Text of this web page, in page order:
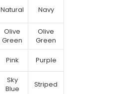
Natural Navy
Olive
Green
Olive
Green
Pink Purple
Sky
Blue
Striped